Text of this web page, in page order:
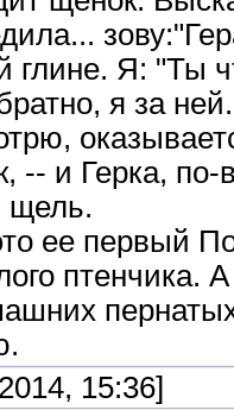
Я: "Ты
я за
-- и Герка, по-
щель.
ее первый
птенчика.
15:36]